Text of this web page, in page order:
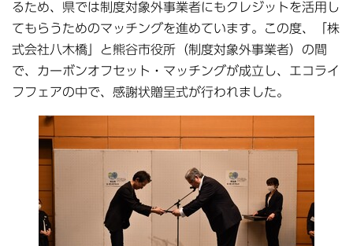
るため、県では制度対象外事業者にもクレジットを活用し
てもらうためのマッチングを進めています。この度、「株
式会社八木橋」と熊谷市役所（制度対象外事業者）の間
で、カーボンオフセット・マッチングが成立し、エコライ
フフェアの中で、感謝状贈呈式が行われました。